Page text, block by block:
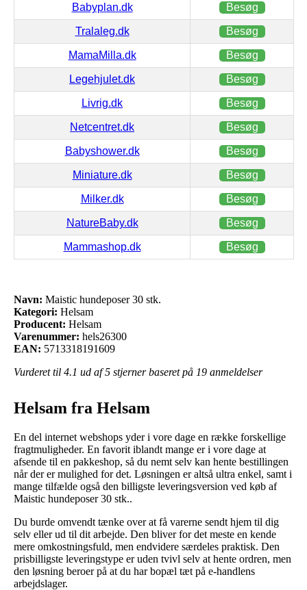
Babyplan.dk Besøg
Tralaleg.dk Besøg
MamaMilla.dk Besøg
Legehjulet.dk Besøg
Livrig.dk Besøg
Netcentret.dk Besøg
Babyshower.dk Besøg
Miniature.dk Besøg
Milker.dk Besøg
NatureBaby.dk Besøg
Mammashop.dk Besøg
Navn: Maistic hundeposer 30 stk.
Kategori: Helsam
Producent: Helsam
Varenummer: hels26300
EAN: 5713318191609
Vurderet til 4.1 ud af 5 stjerner baseret på 19 anmeldelser
Helsam fra Helsam
En del internet webshops yder i vore dage en række forskellige
fragtmuligheder. En favorit iblandt mange er i vore dage at
afsende til en pakkeshop, så du nemt selv kan hente bestillingen
når der er mulighed for det. Løsningen er altså ultra enkel, samt i
mange tilfælde også den billigste leveringsversion ved køb af
Maistic hundeposer 30 stk..
Du burde omvendt tænke over at få varerne sendt hjem til dig
selv eller ud til dit arbejde. Den bliver for det meste en kende
mere omkostningsfuld, men endvidere særdeles praktisk. Den
prisbilligste leveringstype er uden tvivl selv at hente ordren, men
den løsning beroer på at du har bopæl tæt på e-handlens
arbejdslager.